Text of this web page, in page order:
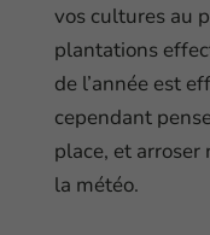
vos cultures au
plantations
de l’année est
cependant
place, et
la météo.